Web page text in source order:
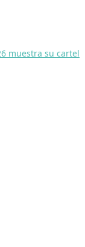
muestra su cartel